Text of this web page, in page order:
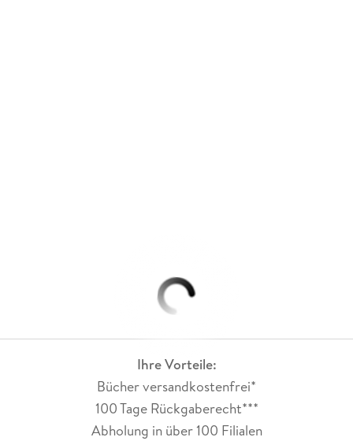
Ihre Vorteile:
Bücher versandkostenfrei*
100 Tage Rückgaberecht***
Abholung in über 100 Filialen